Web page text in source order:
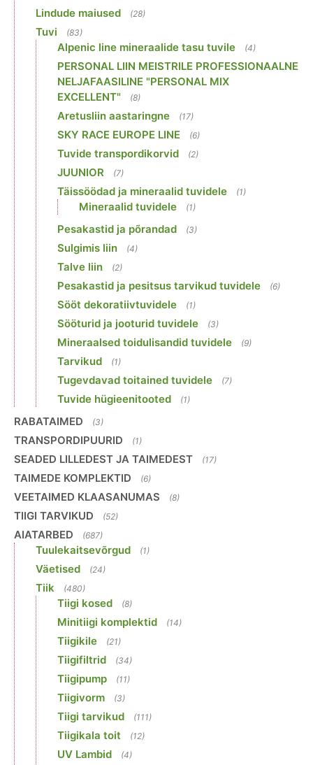
Lindude maiused (28)
Tuvi (83)
Alpenic line mineraalide tasu tuvile (4)
PERSONAL LIIN MEISTRILE PROFESSIONAALNE
NELJAFAASILINE "PERSONAL MIX
EXCELLENT"
(8)
Aretusliin aastaringne (17)
SKY RACE EUROPE LINE (6)
Tuvide transpordikorvid (2)
JUUNIOR (7)
Täissöödad ja mineraalid tuvidele (1)
Mineraalid tuvidele (1)
Pesakastid ja põrandad (3)
Sulgimis liin (4)
Talve liin (2)
Pesakastid ja pesitsus tarvikud tuvidele (6)
Sööt dekoratiivtuvidele (1)
Sööturid ja jooturid tuvidele (3)
Mineraalsed toidulisandid tuvidele (9)
Tarvikud (1)
Tugevdavad toitained tuvidele (7)
Tuvide hügieenitooted (1)
RABATAIMED (3)
TRANSPORDIPUURID (1)
SEADED LILLEDEST JA TAIMEDEST (17)
TAIMEDE KOMPLEKTID (6)
VEETAIMED KLAASANUMAS (8)
TIIGI TARVIKUD (52)
AIATARBED (687)
Tuulekaitsevõrgud (1)
Väetised (24)
Tiik (480)
Tiigi kosed (8)
Minitiigi komplektid (14)
Tiigikile (21)
Tiigifiltrid (34)
Tiigipump (11)
Tiigivorm (3)
Tiigi tarvikud (111)
Tiigikala toit (12)
UV Lambid (4)